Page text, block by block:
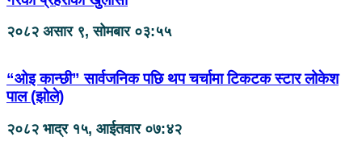
२०८२ असार ९, सोमबार ०३:५५
“ओइ कान्छी” सार्वजनिक पछि थप चर्चामा टिकटक स्टार लोकेश
पाल (झोले)
२०८२ भाद्र १५, आईतवार ०७:४२